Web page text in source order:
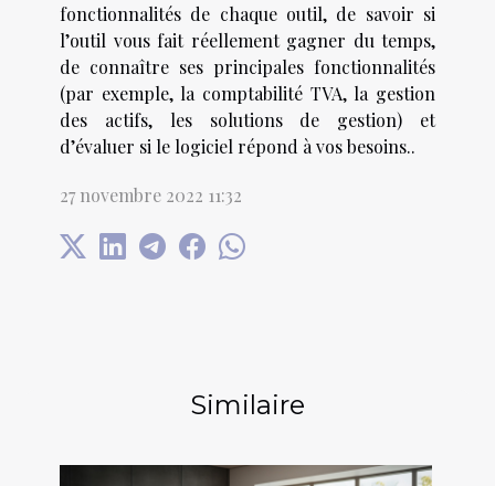
fonctionnalités de chaque outil, de savoir si
l’outil vous fait réellement gagner du temps,
de connaître ses principales fonctionnalités
(par exemple, la comptabilité TVA, la gestion
des actifs, les solutions de gestion) et
d’évaluer si le logiciel répond à vos besoins..
27 novembre 2022 11:32
Similaire